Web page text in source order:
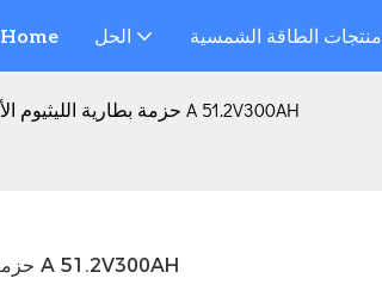
Home الحل منتجات الطاقة الشمسية
حزمة بطارية الليثيوم الأصلية من الدرجة A 51.2V300AH
حزمة بطارية الليثيوم الأصلية من الدرجة A 51.2V300AH